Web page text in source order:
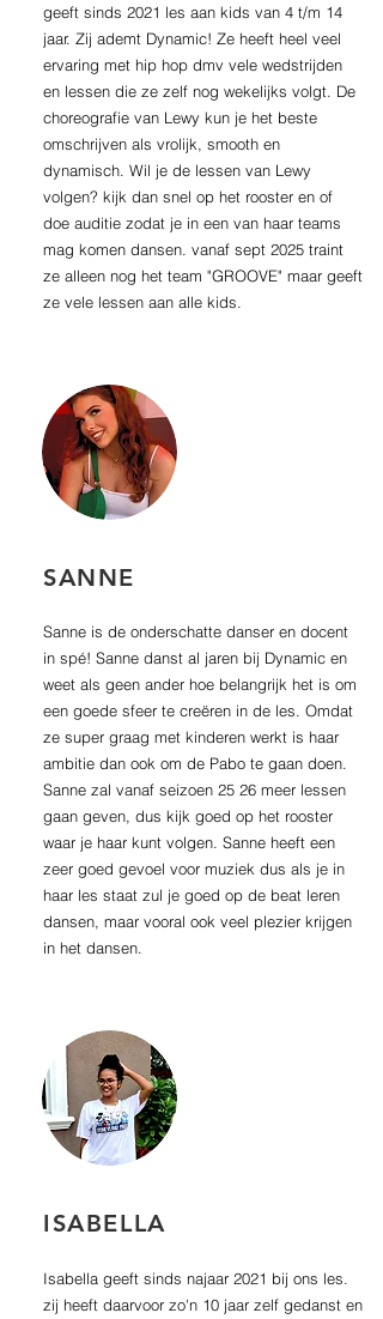
geeft sinds 2021 les aan kids van 4 t/m 14
jaar. Zij ademt Dynamic! Ze heeft heel veel
ervaring met hip hop dmv vele wedstrijden
en lessen die ze zelf nog wekelijks volgt. De
choreografie van Lewy kun je het beste
omschrijven als vrolijk, smooth en
dynamisch. Wil je de lessen van Lewy
volgen? kijk dan snel op het rooster en of
doe auditie zodat je in een van haar teams
mag komen dansen. vanaf sept 2025 traint
ze alleen nog het team "GROOVE" maar geeft
ze vele lessen aan alle kids.
SANNE
Sanne is de onderschatte danser en docent
in spé! Sanne danst al jaren bij Dynamic en
weet als geen ander hoe belangrijk het is om
een goede sfeer te creëren in de les. Omdat
ze super graag met kinderen werkt is haar
ambitie dan ook om de Pabo te gaan doen.
Sanne zal vanaf seizoen 25 26 meer lessen
gaan geven, dus kijk goed op het rooster
waar je haar kunt volgen. Sanne heeft een
zeer goed gevoel voor muziek dus als je in
haar les staat zul je goed op de beat leren
dansen, maar vooral ook veel plezier krijgen
in het dansen.
ISABELLA
Isabella geeft sinds najaar 2021 bij ons les.
zij heeft daarvoor zo'n 10 jaar zelf gedanst en